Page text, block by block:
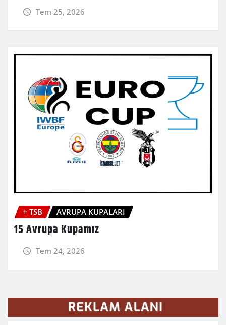
Tem 25, 2026
+ TSB AVRUPA KUPALARI
15 Avrupa Kupamız
Tem 24, 2026